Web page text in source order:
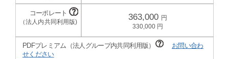
363,000
330,000
PDFプレミアム（法人グループ内共同利用版）
お問い合わ
せください